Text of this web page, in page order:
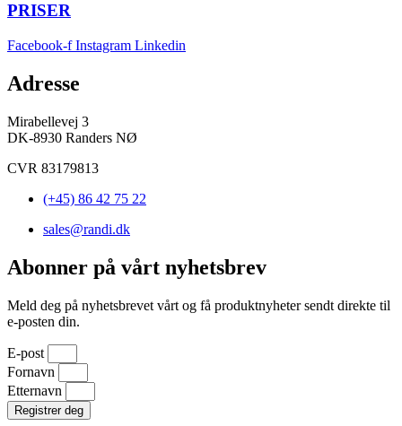
PRISER
Facebook-f Instagram Linkedin
Adresse
Mirabellevej 3
DK-8930 Randers NØ
CVR 83179813
(+45) 86 42 75 22
sales@randi.dk
Abonner på vårt nyhetsbrev
Meld deg på nyhetsbrevet vårt og få produktnyheter sendt direkte til
e-posten din.
E-post
Fornavn
Etternavn
Registrer deg